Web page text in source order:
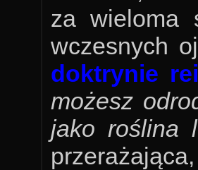
za wieloma
wczesnych
doktrynie
możesz
jako roślina